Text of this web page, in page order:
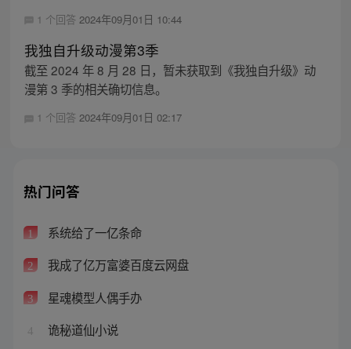
1 个回答 2024年09月01日 10:44
我独自升级动漫第3季
截至 2024 年 8 月 28 日，暂未获取到《我独自升级》动
漫第 3 季的相关确切信息。
1 个回答 2024年09月01日 02:17
热门问答
1 系统给了一亿条命
2 我成了亿万富婆百度云网盘
3 星魂模型人偶手办
4 诡秘道仙小说